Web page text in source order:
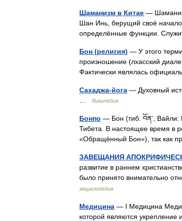
Шаманизм в Китае —
Шан Инь, берущий своё
определённые функции.
Бон (религия) — У этого
произношение (лхасский
Фактически являлась
Сахаджа-йога — Духовный
Википедия
Бонпо — Бон (тиб. བོན་, Вайли:
Тибета. В настоящее время в
«Обращённый Бон»), так как
ЗАВЕЩАНИЯ
развитие в раннем
было принято внимательно
энциклопедия
Медицина — I Медицина
которой являются